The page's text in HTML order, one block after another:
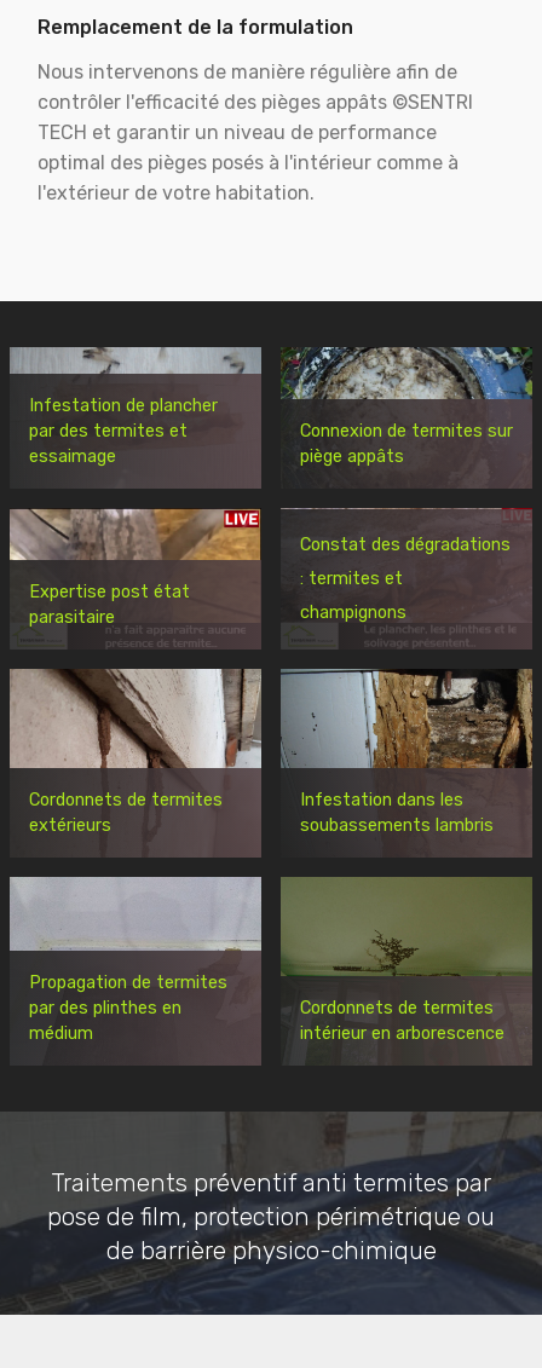
Remplacement de la formulation
Nous intervenons de manière régulière afin de
contrôler l'efficacité des pièges appâts ©SENTRI
TECH et garantir un niveau de performance
optimal des pièges posés à l'intérieur comme à
l'extérieur de votre habitation.
Infestation de plancher
par des termites et
essaimage
Connexion de termites sur
piège appâts
Expertise post état
parasitaire
Constat des dégradations
: termites et
champignons
Cordonnets de termites
extérieurs
Infestation dans les
soubassements lambris
Propagation de termites
par des plinthes en
médium
Cordonnets de termites
intérieur en arborescence
Traitements préventif anti termites par
pose de film, protection périmétrique ou
de barrière physico-chimique